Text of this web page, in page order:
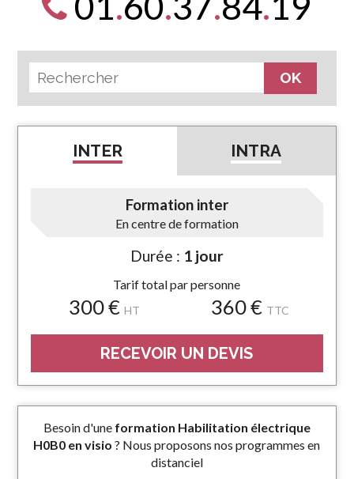
INTER INTRA
Formation inter
En centre de formation
Durée : 1 jour
Tarif total par personne
300 € HT 360 € TTC
RECEVOIR UN DEVIS
Besoin d'une formation Habilitation électrique
H0B0 en visio ? Nous proposons nos programmes en
distanciel